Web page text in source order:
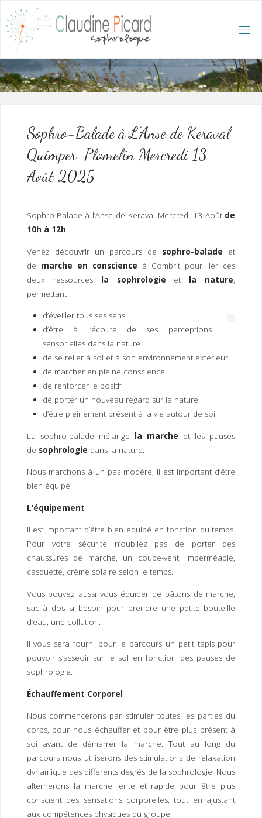
content
DIN
E
CAR
D :
PHR
OL
OG
QU
IMP
ER
Sophro-Balade à L’Anse de Keraval
Quimper-Plomelin Mercredi 13
Août 2025
Sophro-Balade à l’Anse de Keraval Mercredi 13 Aoûtde
10h à 12h.
Venez découvrir un parcours de sophro-balade et
de marche en conscience à Combrit pour lier ces
deux ressources la sophrologie et la nature,
permettant :
d’éveiller tous ses sens
d’être à l’écoute de ses perceptions
sensorielles dans la nature
de se relier à soi et à son environnement extérieur
de marcher en pleine conscience
de renforcer le positif
de porter un nouveau regard sur la nature
d’être pleinement présent à la vie autour de soi
La sophro-balade mélange la marche et les pauses
de sophrologie dans la nature.
Nous marchons à un pas modéré, il est important d’être
bien équipé.
L’équipement
Il est important d’être bien équipé en fonction du temps.
Pour votre sécurité n’oubliez pas de porter des
chaussures de marche, un coupe-vent, imperméable,
casquette, crème solaire selon le temps.
Vous pouvez aussi vous équiper de bâtons de marche,
sac à dos si besoin pour prendre une petite bouteille
d’eau, une collation.
Il vous sera fourni pour le parcours un petit tapis pour
pouvoir s’asseoir sur le sol en fonction des pauses de
sophrologie.
Échauffement Corporel
Nous commencerons par stimuler toutes les parties du
corps, pour nous échauffer et pour être plus présent à
soi avant de démarrer la marche. Tout au long du
parcours nous utiliserons des stimulations de relaxation
dynamique des différents degrés de la sophrologie. Nous
alternerons la marche lente et rapide pour être plus
conscient des sensations corporelles, tout en ajustant
aux compétences physiques du groupe.